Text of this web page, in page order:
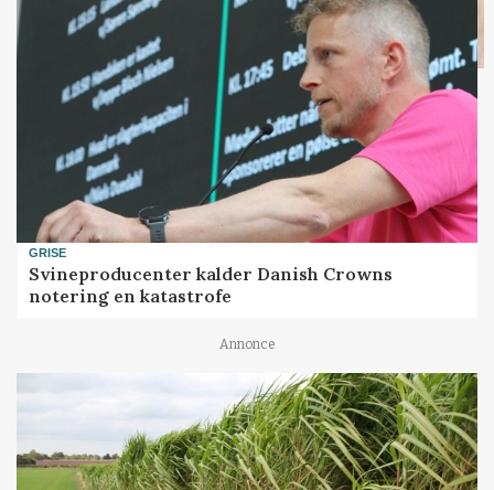
GRISE
Svineproducenter kalder Danish Crowns
notering en katastrofe
Annonce